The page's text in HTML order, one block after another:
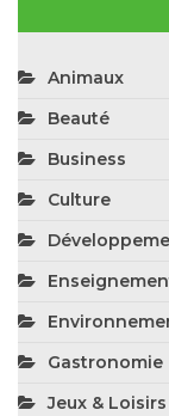
Animaux
Beauté
Business
Culture
Gastronomie
Jeux & Loisirs